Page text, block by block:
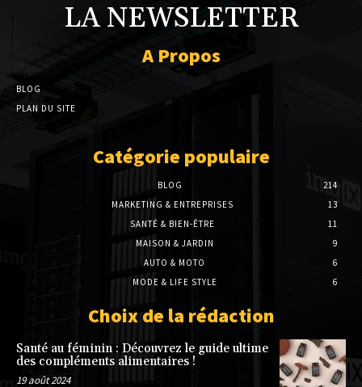
LA NEWSLETTER
A Propos
BLOG
PLAN DU SITE
Catégorie populaire
BLOG
214
MARKETING & ENTREPRISES
13
SANTÉ & BIEN-ÊTRE
11
MAISON & JARDIN
9
AUTO & MOTO
6
MODE & LIFE STYLE
6
Choix de la rédaction
Santé au féminin : Découvrez le guide ultime
des compléments alimentaires !
19 août 2024